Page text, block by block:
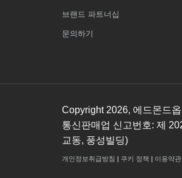
브랜드 파트너십
문의하기
Copyright 2026, 에드몬드
통신판매업 신고번호: 제
교동, 풍성빌딩)
개인정보취급방침 | 쿠키 정책 | 이용약관